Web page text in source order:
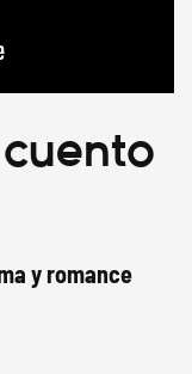
y romance